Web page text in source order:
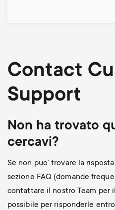
Contact
Support
Non ha trovato
cercavi?
Se non puo’ trovare la
sezione FAQ (domande
contattare il nostro Team per
possibile per risponderle